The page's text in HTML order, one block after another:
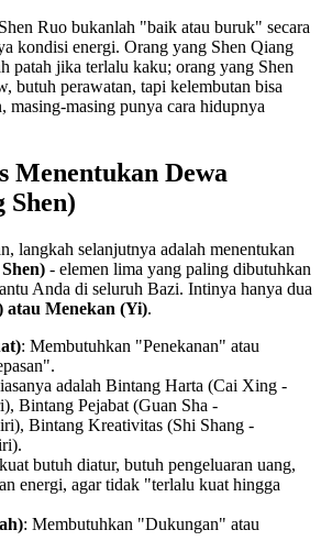
Ruo bukanlah "baik atau buruk" secara
kondisi energi. Orang yang Shen Qiang
patah jika terlalu kaku; orang yang Shen
butuh perawatan, tapi kelembutan bisa
masing-masing punya cara hidupnya
Menentukan Dewa
Shen)
langkah selanjutnya adalah menentukan
- elemen lima yang paling dibutuhkan
Anda di seluruh Bazi. Intinya hanya dua
atau Menekan (Yi).
: Membutuhkan "Penekanan" atau
adalah Bintang Harta (Cai Xing -
Bintang Pejabat (Guan Sha -
Bintang Kreativitas (Shi Shang -
butuh diatur, butuh pengeluaran uang,
energi, agar tidak "terlalu kuat hingga
: Membutuhkan "Dukungan" atau